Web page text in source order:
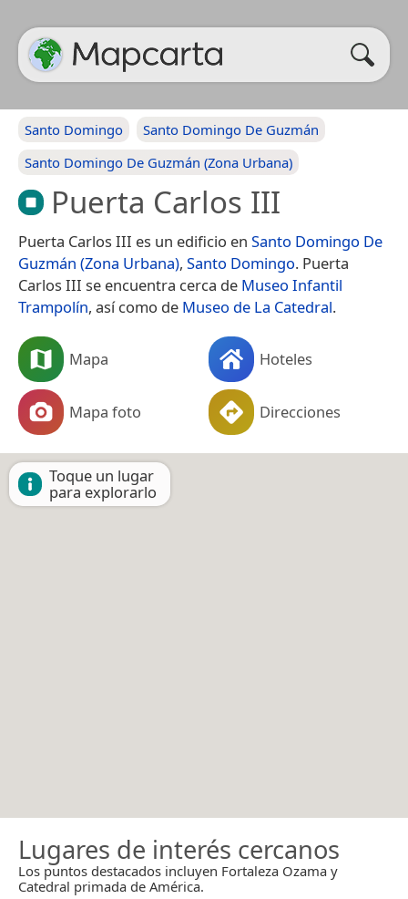
Santo Domingo
Santo Domingo De Guzmán
Santo Domingo De Guzmán (Zona Urbana)
Puerta Carlos III
Puerta Carlos III es un edificio en Santo Domingo De
Guzmán (Zona Urbana), Santo Domingo. Puerta
Carlos III se encuentra cerca de Museo Infantil
Trampolín, así como de Museo de La Catedral.
Mapa Hoteles
Mapa foto Direcciones
Toque un lugar
para explorarlo
Lugares de interés cercanos
Los puntos destacados incluyen Fortaleza Ozama y
Catedral primada de América.